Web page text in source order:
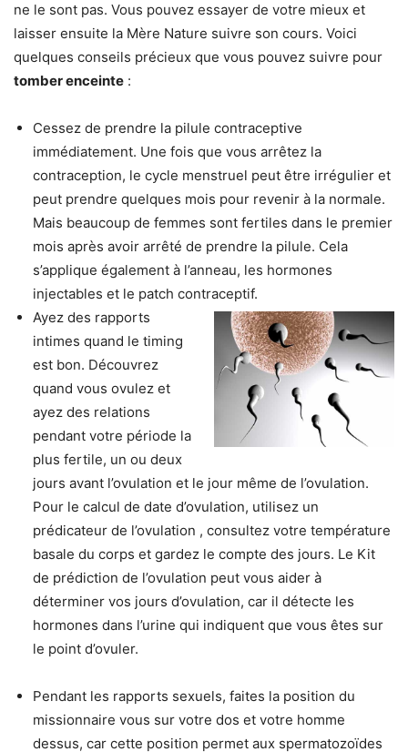
ne le sont pas. Vous pouvez essayer de votre mieux et
laisser ensuite la Mère Nature suivre son cours. Voici
quelques conseils précieux que vous pouvez suivre pour
tomber enceinte :
Cessez de prendre la pilule contraceptive
immédiatement. Une fois que vous arrêtez la
contraception, le cycle menstruel peut être irrégulier et
peut prendre quelques mois pour revenir à la normale.
Mais beaucoup de femmes sont fertiles dans le premier
mois après avoir arrêté de prendre la pilule. Cela
s’applique également à l’anneau, les hormones
injectables et le patch contraceptif.
Ayez des rapports
intimes quand le timing
est bon. Découvrez
quand vous ovulez et
ayez des relations
pendant votre période la
plus fertile, un ou deux
jours avant l’ovulation et le jour même de l’ovulation.
Pour le calcul de date d’ovulation, utilisez un
prédicateur de l’ovulation , consultez votre température
basale du corps et gardez le compte des jours. Le Kit
de prédiction de l’ovulation peut vous aider à
déterminer vos jours d’ovulation, car il détecte les
hormones dans l’urine qui indiquent que vous êtes sur
le point d’ovuler.
Pendant les rapports sexuels, faites la position du
missionnaire vous sur votre dos et votre homme
dessus, car cette position permet aux spermatozoïdes